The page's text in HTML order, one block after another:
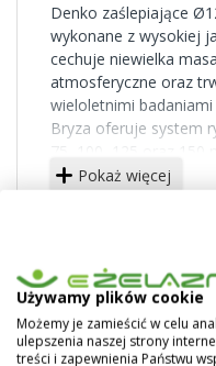
Denko zaślepiające
wykonane z wysokiej
cechuje niewielka
atmosferyczne oraz
wieloletnimi
Bryza oferuje system
75, 100, 125 oraz 150
rur spustowych o
rynnowe produkowane
Pokaż więcej
Używamy plików cookie
Możemy je zamieścić w celu
ulepszenia naszej strony
treści i zapewnienia Państwu